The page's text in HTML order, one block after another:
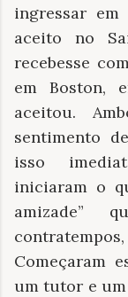
ingressar
aceito no
recebesse
em Boston,
aceitou.
sentimento
isso
iniciaram o
amizade”
Começaram
um tutor e